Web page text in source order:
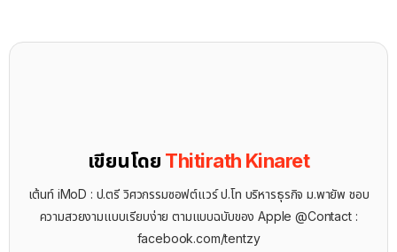
เขียนโดย Thitirath Kinaret
เต้นท์ iMoD : ป.ตรี วิศวกรรมซอฟต์แวร์ ป.โท บริหารธุรกิจ ม.พายัพ ชอบ
ความสวยงามแบบเรียบง่าย ตามแบบฉบับของ Apple @Contact :
facebook.com/tentzy